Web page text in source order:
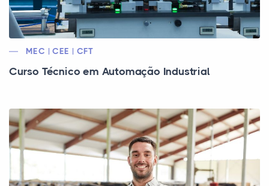
MEC | CEE | CFT
Curso Técnico em Automação Industrial